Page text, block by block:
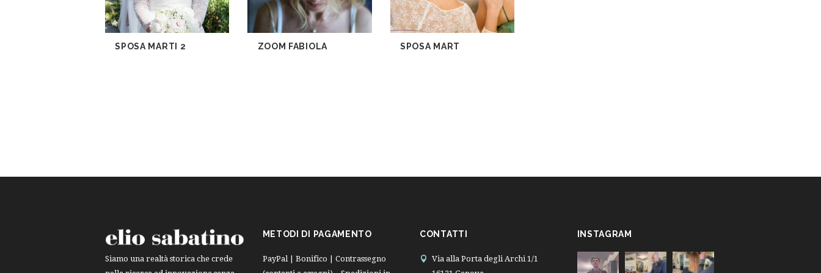
SPOSA MARTI 2 ZOOM FABIOLA SPOSA MART
Siamo una realtà storica che crede
METODI DI PAGAMENTO
PayPal | Bonifico | Contrassegno
CONTATTI
Via alla Porta degli Archi 1/1
INSTAGRAM